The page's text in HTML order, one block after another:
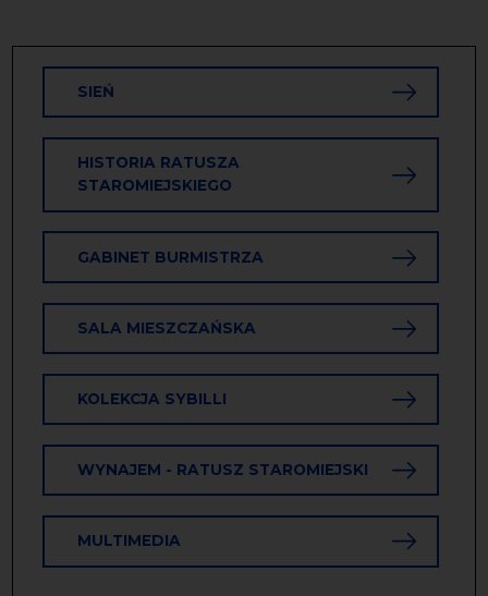
SIEŃ
HISTORIA RATUSZA
STAROMIEJSKIEGO
GABINET BURMISTRZA
SALA MIESZCZAŃSKA
KOLEKCJA SYBILLI
WYNAJEM - RATUSZ STAROMIEJSKI
MULTIMEDIA